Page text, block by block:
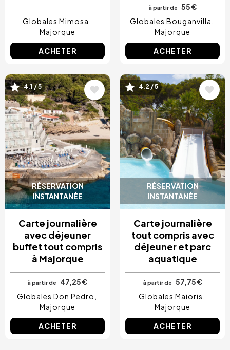
Globales Mimosa
Majorque
ACHETER
à partir de
55 €
Globales Bouganvilla
Majorque
ACHETER
RÉSERVATION
INSTANTANÉE
Image
4.1 / 5
Carte journalière
avec déjeuner
buffet tout compris
à Majorque
à partir de
47,25 €
Globales Don Pedro
Majorque
ACHETER
RÉSERVATION
INSTANTANÉE
Image
4.2 / 5
Carte journalière
tout compris avec
déjeuner et parc
aquatique
à partir de
57,75 €
Globales Maioris
Majorque
ACHETER